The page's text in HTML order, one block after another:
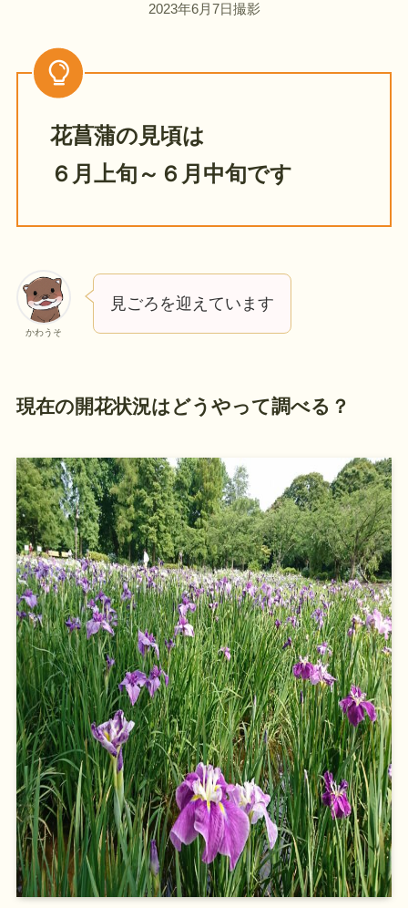
2023年6月7日撮影
花菖蒲の見頃は
６月上旬～６月中旬です
かわうそ
見ごろを迎えています
現在の開花状況はどうやって調べる？